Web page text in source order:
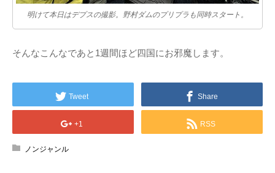
明けて本日はデプスの撮影。野村ダムのプリプラも同時スタート。
そんなこんなであと1週間ほど四国にお邪魔します。
Tweet Share
+1 RSS
ノンジャンル